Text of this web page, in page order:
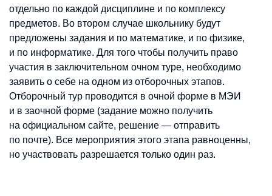
отдельно по каждой дисциплине и по комплексу
предметов. Во втором случае школьнику будут
предложены задания и по математике, и по физике,
и по информатике. Для того чтобы получить право
участия в заключительном очном туре, необходимо
заявить о себе на одном из отборочных этапов.
Отборочный тур проводится в очной форме в МЭИ
и в заочной форме (задание можно получить
на официальном сайте, решение — отправить
по почте). Все мероприятия этого этапа равноценны,
но участвовать разрешается только один раз.